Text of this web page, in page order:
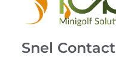
Snel Contact